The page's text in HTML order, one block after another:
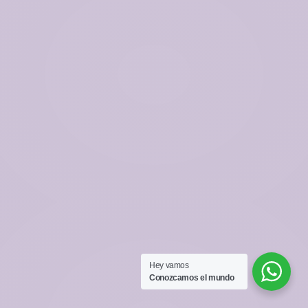
Hey vamos‎ ‎ ‎
Conozcamos‎ el mundo